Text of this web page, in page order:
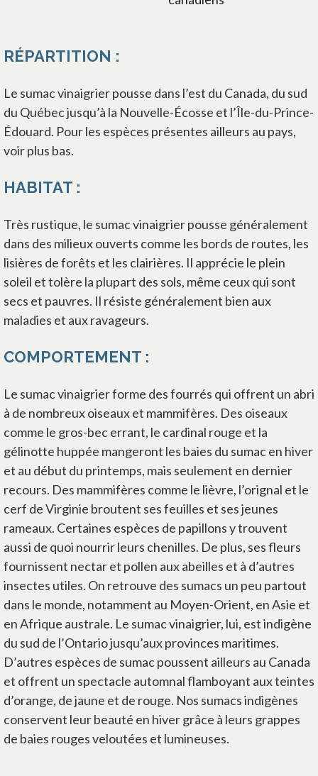
RÉPARTITION :
Le sumac vinaigrier pousse dans l’est du Canada, du sud
du Québec jusqu’à la Nouvelle-Écosse et l’Île-du-Prince-
Édouard. Pour les espèces présentes ailleurs au pays,
voir plus bas.
HABITAT :
Très rustique, le sumac vinaigrier pousse généralement
dans des milieux ouverts comme les bords de routes, les
lisières de forêts et les clairières. Il apprécie le plein
soleil et tolère la plupart des sols, même ceux qui sont
secs et pauvres. Il résiste généralement bien aux
maladies et aux ravageurs.
COMPORTEMENT :
Le sumac vinaigrier forme des fourrés qui offrent un abri
à de nombreux oiseaux et mammifères. Des oiseaux
comme le gros-bec errant, le cardinal rouge et la
gélinotte huppée mangeront les baies du sumac en hiver
et au début du printemps, mais seulement en dernier
recours. Des mammifères comme le lièvre, l’orignal et le
cerf de Virginie broutent ses feuilles et ses jeunes
rameaux. Certaines espèces de papillons y trouvent
aussi de quoi nourrir leurs chenilles. De plus, ses fleurs
fournissent nectar et pollen aux abeilles et à d’autres
insectes utiles. On retrouve des sumacs un peu partout
dans le monde, notamment au Moyen-Orient, en Asie et
en Afrique australe. Le sumac vinaigrier, lui, est indigène
du sud de l’Ontario jusqu’aux provinces maritimes.
D’autres espèces de sumac poussent ailleurs au Canada
et offrent un spectacle automnal flamboyant aux teintes
d’orange, de jaune et de rouge. Nos sumacs indigènes
conservent leur beauté en hiver grâce à leurs grappes
de baies rouges veloutées et lumineuses.